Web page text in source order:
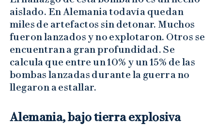
aislado. En Alemania todavía quedan
miles de artefactos sin detonar. Muchos
fueron lanzados y no explotaron. Otros se
encuentran a gran profundidad. Se
calcula que entre un 10% y un 15% de las
bombas lanzadas durante la guerra no
llegaron a estallar.
Alemania, bajo tierra explosiva